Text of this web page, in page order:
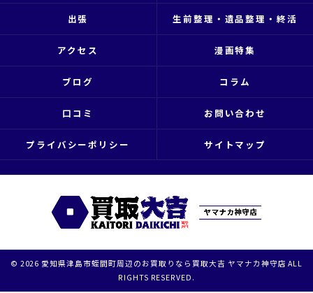
出張 生前整理・遺品整理・終活
アクセス 漫画特集
ブログ コラム
口コミ お問い合わせ
プライバシーポリシー サイトマップ
© 2026 愛知県津島市蛭間町周辺のお買取りなら買取大吉 ヤマナカ神守店 ALL
RIGHTS RESERVED.